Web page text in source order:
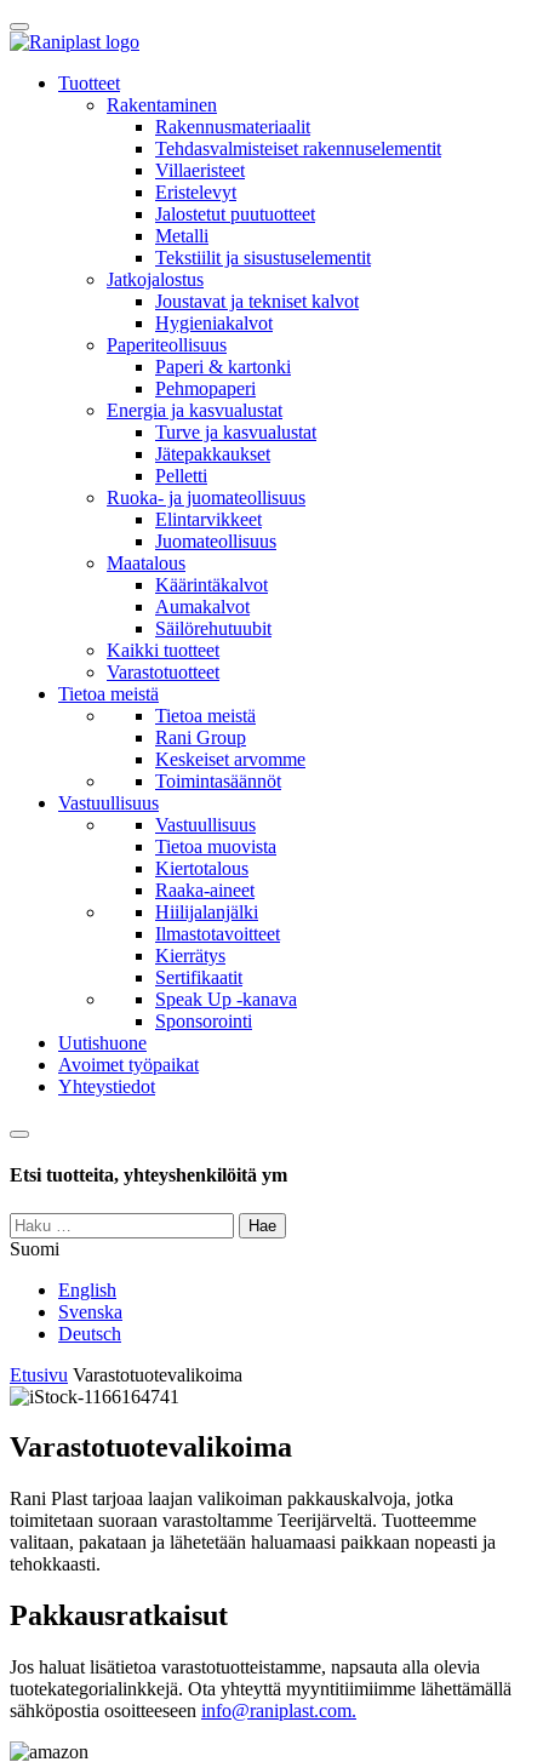
Skip
to
Tuotteet
Rakentaminen
Rakennusmateriaalit
Tehdasvalmisteiset rakennuselementit
Villaeristeet
Eristelevyt
Jalostetut puutuotteet
Metalli
Tekstiilit ja sisustuselementit
Jatkojalostus
Joustavat ja tekniset kalvot
Hygieniakalvot
Paperiteollisuus
Paperi & kartonki
Pehmopaperi
Energia ja kasvualustat
Turve ja kasvualustat
Jätepakkaukset
Pelletti
Ruoka- ja juomateollisuus
Elintarvikkeet
Juomateollisuus
Maatalous
Käärintäkalvot
Aumakalvot
Säilörehutuubit
Kaikki tuotteet
Varastotuotteet
Tietoa meistä
Tietoa meistä
Rani Group
Keskeiset arvomme
Toimintasäännöt
Vastuullisuus
Vastuullisuus
Tietoa muovista
Kiertotalous
Raaka-aineet
Hiilijalanjälki
Ilmastotavoitteet
Kierrätys
Sertifikaatit
Speak Up -kanava
Sponsorointi
Uutishuone
Avoimet työpaikat
Yhteystiedot
Haku
Etsi tuotteita, yhteyshenkilöitä ym
Haku:
Suomi
English
Svenska
Deutsch
Etusivu Varastotuotevalikoima
Varastotuotevalikoima
Rani Plast tarjoaa laajan valikoiman pakkauskalvoja, jotka
toimitetaan suoraan varastoltamme Teerijärveltä. Tuotteemme
valitaan, pakataan ja lähetetään haluamaasi paikkaan nopeasti ja
tehokkaasti.
Pakkausratkaisut
Jos haluat lisätietoa varastotuotteistamme, napsauta alla olevia
tuotekategorialinkkejä. Ota yhteyttä myyntitiimiimme lähettämällä
sähköpostia osoitteeseen info@raniplast.com.